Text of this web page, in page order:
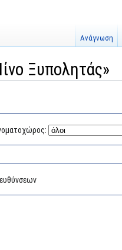
Ξυπολητάς»
Ανάγνωση